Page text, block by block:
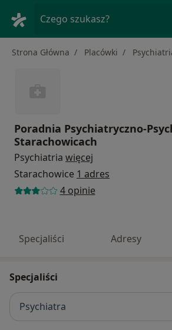
Czego szukasz?
Strona Główna Placówki
Poradnia Psychiatryczno-
Starachowicach
Psychiatria więcej
Starachowice 1 adres
4 opinie
Specjaliści Adresy
Specjaliści
Psychiatra